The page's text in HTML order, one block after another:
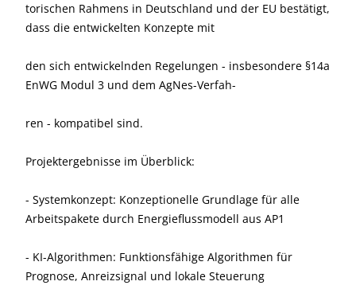
torischen Rahmens in Deutschland und der EU bestätigt,
dass die entwickelten Konzepte mit
den sich entwickelnden Regelungen - insbesondere §14a
EnWG Modul 3 und dem AgNes-Verfah-
ren - kompatibel sind.
Projektergebnisse im Überblick:
- Systemkonzept: Konzeptionelle Grundlage für alle
Arbeitspakete durch Energieflussmodell aus AP1
- KI-Algorithmen: Funktionsfähige Algorithmen für
Prognose, Anreizsignal und lokale Steuerung